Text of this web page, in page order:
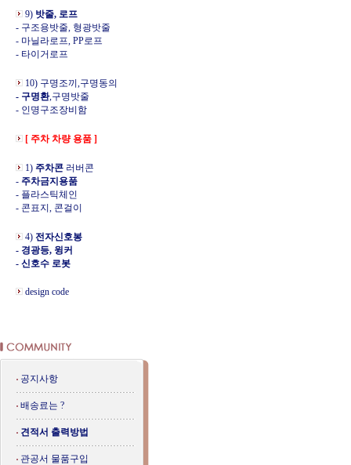
9) 밧줄, 로프
- 구조용밧줄, 형광밧줄
- 마닐라로프, PP로프
- 타이거로프
10) 구명조끼,구명동의
- 구명환,구명밧줄
- 인명구조장비함
[ 주차 차량 용품 ]
1) 주차콘 러버콘
- 주차금지용품
- 플라스틱체인
- 콘표지, 콘걸이
4) 전자신호봉
- 경광등, 윙커
- 신호수 로봇
design code
공지사항
배송료는 ?
견적서 출력방법
관공서 물품구입